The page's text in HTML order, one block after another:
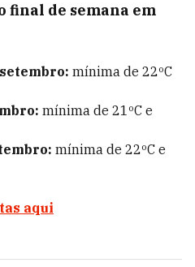
final de semana em
mínima de 22ºC
mínima de 21ºC e
mínima de 22ºC e
aqui